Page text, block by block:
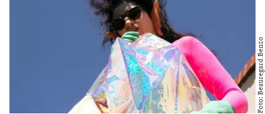
Foto: Beauregard Benzo